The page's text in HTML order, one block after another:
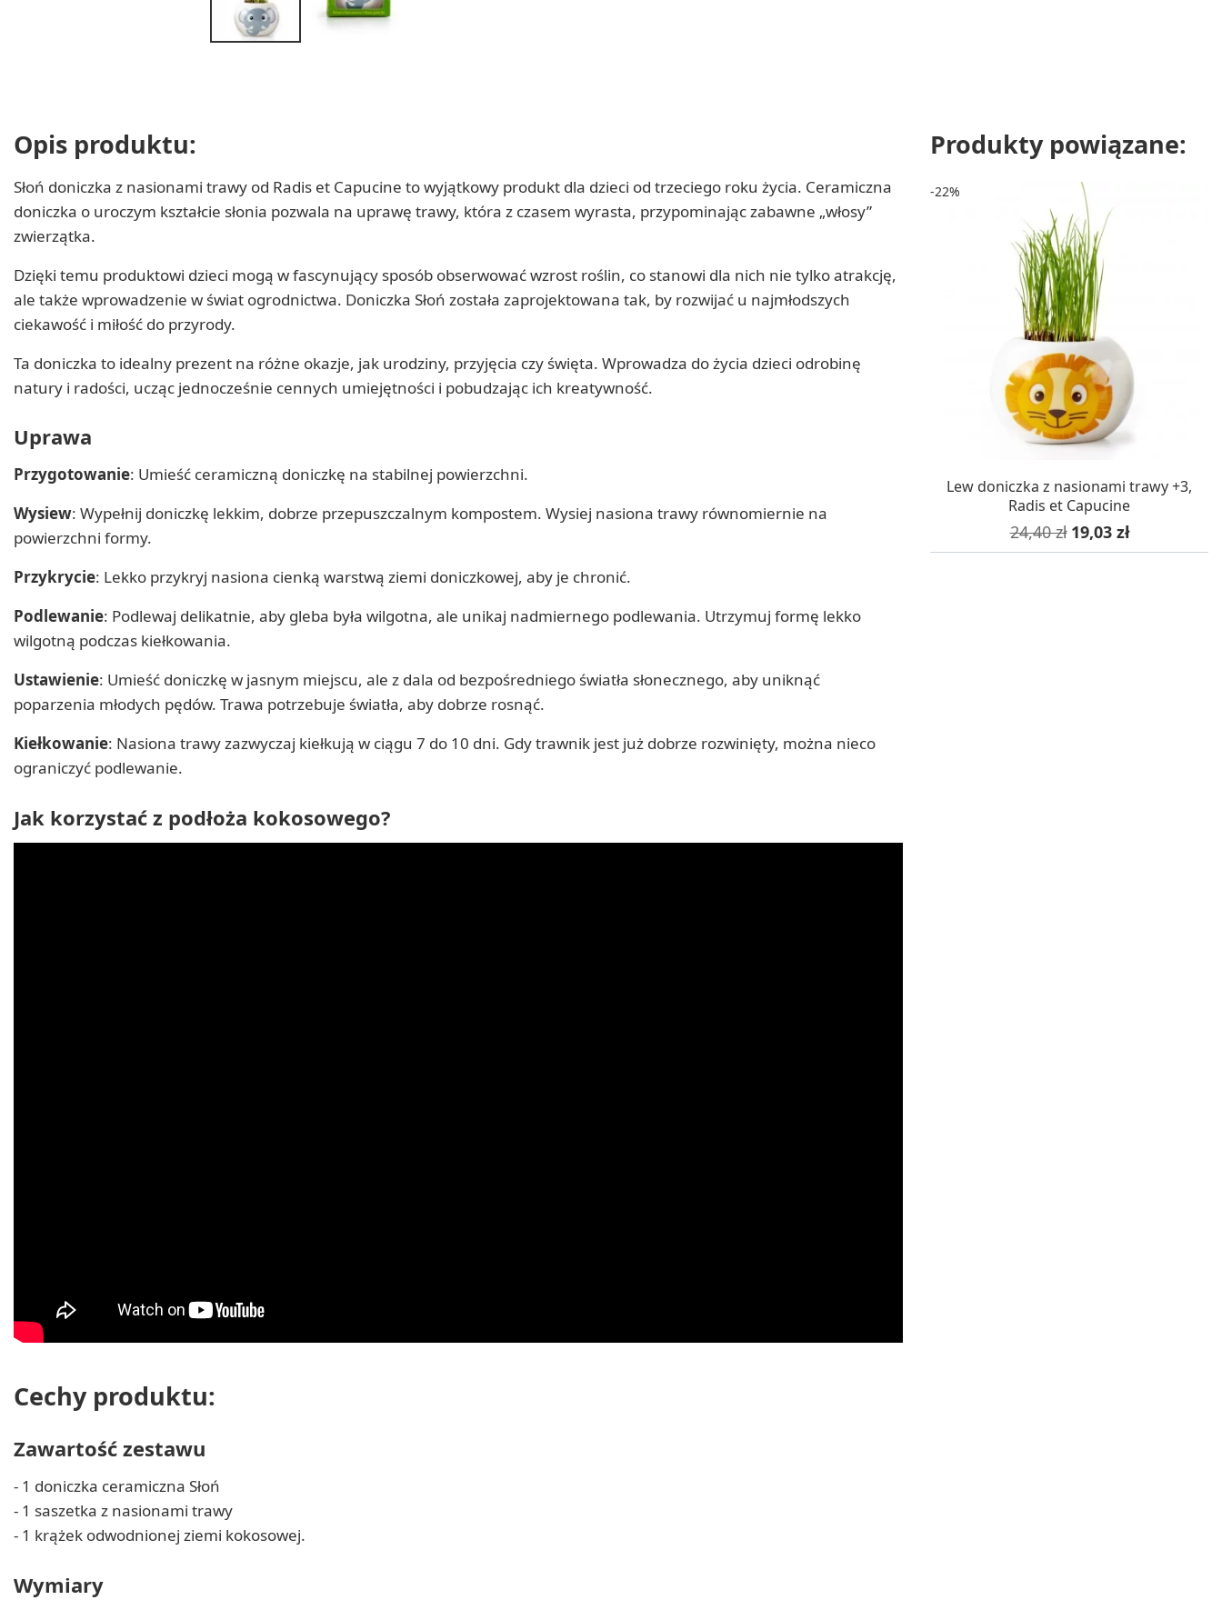
Opis produktu:
Słoń doniczka z nasionami trawy od Radis et Capucine to wyjątkowy produkt dla dzieci od trzeciego roku życia. Ceramiczna
doniczka o uroczym kształcie słonia pozwala na uprawę trawy, która z czasem wyrasta, przypominając zabawne „włosy”
zwierzątka.
Dzięki temu produktowi dzieci mogą w fascynujący sposób obserwować wzrost roślin, co stanowi dla nich nie tylko atrakcję,
ale także wprowadzenie w świat ogrodnictwa. Doniczka Słoń została zaprojektowana tak, by rozwijać u najmłodszych
ciekawość i miłość do przyrody.
Ta doniczka to idealny prezent na różne okazje, jak urodziny, przyjęcia czy święta. Wprowadza do życia dzieci odrobinę
natury i radości, ucząc jednocześnie cennych umiejętności i pobudzając ich kreatywność.
Uprawa
Przygotowanie: Umieść ceramiczną doniczkę na stabilnej powierzchni.
Wysiew: Wypełnij doniczkę lekkim, dobrze przepuszczalnym kompostem. Wysiej nasiona trawy równomiernie na
powierzchni formy.
Przykrycie: Lekko przykryj nasiona cienką warstwą ziemi doniczkowej, aby je chronić.
Podlewanie: Podlewaj delikatnie, aby gleba była wilgotna, ale unikaj nadmiernego podlewania. Utrzymuj formę lekko
wilgotną podczas kiełkowania.
Ustawienie: Umieść doniczkę w jasnym miejscu, ale z dala od bezpośredniego światła słonecznego, aby uniknąć
poparzenia młodych pędów. Trawa potrzebuje światła, aby dobrze rosnąć.
Kiełkowanie: Nasiona trawy zazwyczaj kiełkują w ciągu 7 do 10 dni. Gdy trawnik jest już dobrze rozwinięty, można nieco
ograniczyć podlewanie.
Jak korzystać z podłoża kokosowego?
Cechy produktu:
Zawartość zestawu
- 1 doniczka ceramiczna Słoń
- 1 saszetka z nasionami trawy
- 1 krążek odwodnionej ziemi kokosowej.
Wymiary
Produkty powiązane:
W MAGAZYNIE, DOSTAWA 24H
Lew doniczka z nasionami trawy +3,
Radis et Capucine
Cena podstawowa
24,40 zł Cena
19,03 zł
-22%